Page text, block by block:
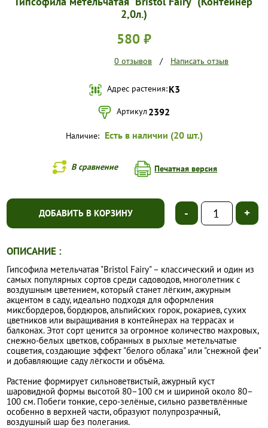
2,0л.)
580 ₽
0 отзывов / Написать отзыв
Адрес растения:К3
Артикул 2392
Наличие: Есть в наличии (20 шт.)
В сравнение Печатная версия
ДОБАВИТЬ В КОРЗИНУ - +
ОПИСАНИЕ :
Гипсофила метельчатая "Bristol Fairy" – классический и один из
самых популярных сортов среди садоводов, многолетник с
воздушным цветением, который станет лёгким, ажурным
акцентом в саду, идеально подходя для оформления
миксбордеров, бордюров, альпийских горок, рокариев, сухих
цветников или выращивания в контейнерах на террасах и
балконах. Этот сорт ценится за огромное количество махровых,
снежно-белых цветков, собранных в рыхлые метельчатые
соцветия, создающие эффект "белого облака" или "снежной феи"
и добавляющие саду лёгкости и объёма.
Растение формирует сильноветвистый, ажурный куст
шаровидной формы высотой 80–100 см и шириной около 80–
100 см. Побеги тонкие, серо-зелёные, сильно разветвлённые
особенно в верхней части, образуют полупрозрачный,
воздушный шар без полегания.